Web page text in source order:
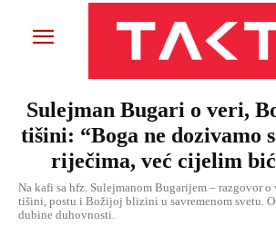
Sulejman Bugari o veri,
tišini: “Boga ne dozivamo
riječima, već cijelim
Na kafi sa hfz. Sulejmanom Bugarijem – razgovor o
tišini, postu i Božijoj blizini u savremenom svetu.
dubine duhovnosti.